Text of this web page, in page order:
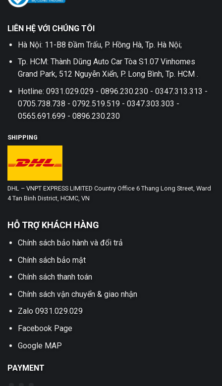
LIÊN HỆ VỚI CHÚNG TÔI
Hà Nội: 11-B8 Đầm Trấu, P. Hồng Hà, Tp. Hà Nội;
Tp. HCM: Thành Dũng Auto Car Tòa S1.07 Vinhomes
Grand Park, 512 Nguyễn Xiển, P. Long Bình, Tp. HCM .
Hotline: 0931.029.029 - 0896.230.230 - 0347.313.313 -
0705.738.738 - 0792.519.519 - 0347.303.303 -
0565.691.699 - 0896.230.230
SHIPPING
DHL – VNPT EXPRESS LIMITED Country Office 6 Thang Long Street, Ward
4 Tan Binh District, HCMC, VN
HỖ TRỢ KHÁCH HÀNG
Chính sách bảo hành và đổi trả
Chính sách bảo mật
Chính sách thanh toán
Chính sách vận chuyển & giao nhận
Zalo 0931.029.029
Facebook Page
Google MAP
PAYMENT